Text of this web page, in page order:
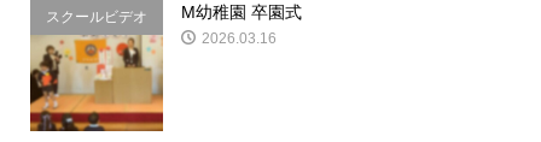
スクールビデオ
&写真
M幼稚園 卒園式
2026.03.16